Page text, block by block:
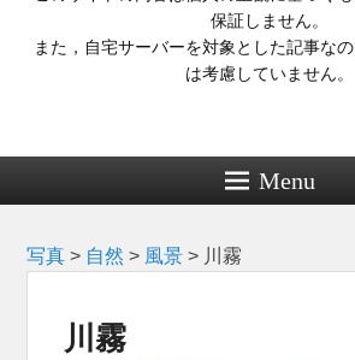
保証しません。
また，自宅サーバーを対象とした記事な
は考慮していません。
Menu
写真 > 自然 > 風景 > 川霧
川霧